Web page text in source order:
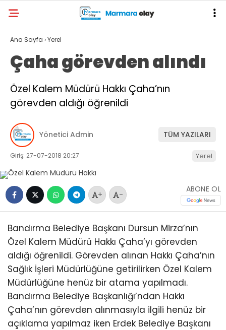
Ana Sayfa ›Yerel
Çaha görevden alındı
Özel Kalem Müdürü Hakkı Çaha’nın
görevden aldığı öğrenildi
Yönetici Admin TÜM YAZILARI
Giriş: 27-07-2018 20:27 Yerel
+ -
ABONE OL
Bandırma Belediye Başkanı Dursun Mirza’nın
Özel Kalem Müdürü Hakkı Çaha’yı görevden
aldığı öğrenildi. Görevden alınan Hakkı Çaha’nın
Sağlık İşleri Müdürlüğüne getirilirken Özel Kalem
Müdürlüğüne henüz bir atama yapılmadı.
Bandırma Belediye Başkanlığı’ndan Hakkı
Çaha’nın görevden alınmasıyla ilgili henüz bir
açıklama yapılmaz iken Erdek Belediye Başkanı